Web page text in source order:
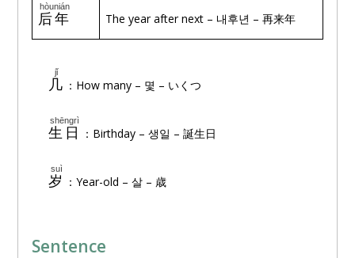
后年
hòunián
The year after next – 내후년 – 再来年
几
jǐ
：How many – 몇 – いくつ
生日
shēngrì
：Birthday – 생일 – 誕生日
岁
suì
：Year-old – 살 – 歳
Sentence